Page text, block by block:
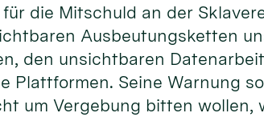
die Mitschuld an der
Ausbeutungsketten
den unsichtbaren
Plattformen. Seine Warnung
um Vergebung bitten wollen,